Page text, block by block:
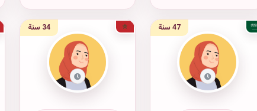
47 سنة 34 سنة